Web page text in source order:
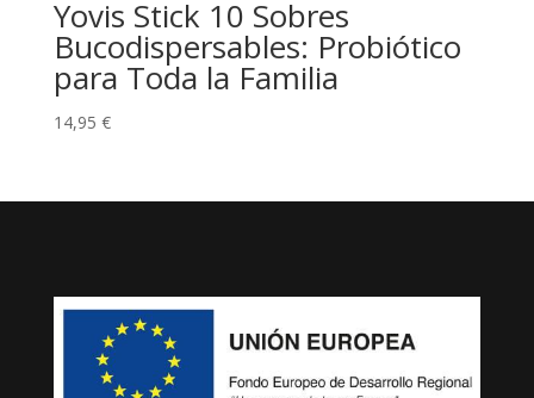
Yovis Stick 10 Sobres
Bucodispersables: Probiótico
para Toda la Familia
14,95 €